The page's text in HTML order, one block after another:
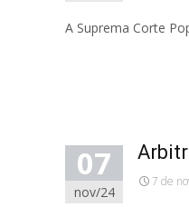
A Suprema Corte
07
nov/24
7 de